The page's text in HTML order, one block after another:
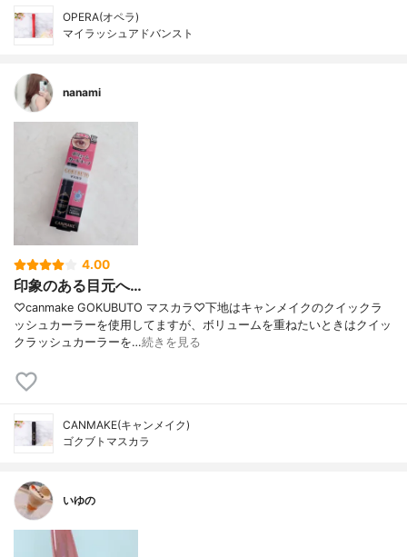
OPERA(オペラ)
マイラッシュアドバンスト
nanami
4.00
印象のある目元へ…
♡canmake GOKUBUTO マスカラ♡下地はキャンメイクのクイックラ
ッシュカーラーを使用してますが、ボリュームを重ねたいときはクイッ
クラッシュカーラーを…続きを見る
CANMAKE(キャンメイク)
ゴクブトマスカラ
いゆの